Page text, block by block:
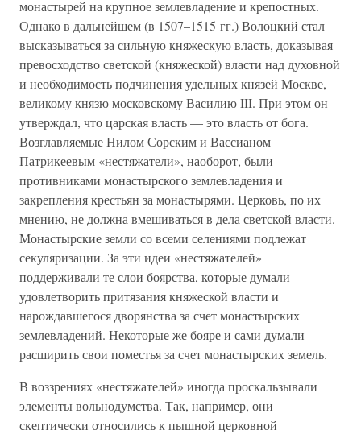
монастырей на крупное землевладение и крепостных.
Однако в дальнейшем (в 1507–1515 гг.) Волоцкий стал
высказываться за сильную княжескую власть, доказывая
превосходство светской (княжеской) власти над духовной
и необходимость подчинения удельных князей Москве,
великому князю московскому Василию III. При этом он
утверждал, что царская власть — это власть от бога.
Возглавляемые Нилом Сорским и Вассианом
Патрикеевым «нестяжатели», наоборот, были
противниками монастырского землевладения и
закрепления крестьян за монастырями. Церковь, по их
мнению, не должна вмешиваться в дела светской власти.
Монастырские земли со всеми селениями подлежат
секуляризации. За эти идеи «нестяжателей»
поддерживали те слои боярства, которые думали
удовлетворить притязания княжеской власти и
нарождавшегося дворянства за счет монастырских
землевладений. Некоторые же бояре и сами думали
расширить свои поместья за счет монастырских земель.
В воззрениях «нестяжателей» иногда проскальзывали
элементы вольнодумства. Так, например, они
скептически относились к пышной церковной